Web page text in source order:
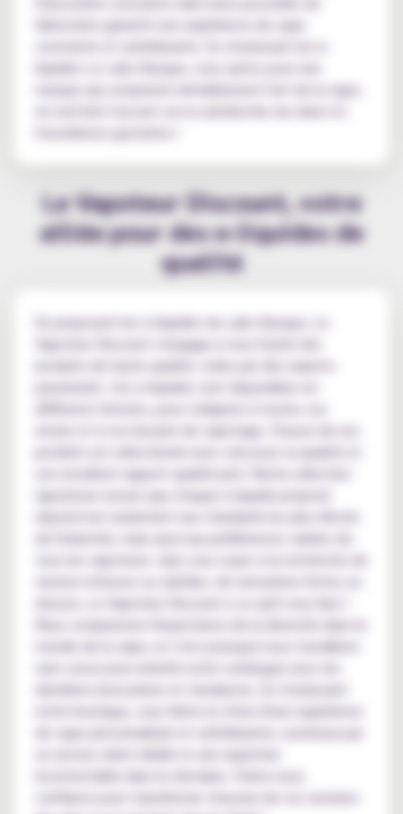
fabrication garantit une expérience de vape
liquides Le Labo Basque, vous optez pour une
marque qui comprend véritablement l'art de la vape,
Le Vapoteur Discount, votre
alliée pour des e-liquides de
qualité
En proposant les e-liquides du Labo Basque, Le
Vapoteur Discount s'engage à vous fournir des
produits de haute qualité, créés par des experts
différents formats, pour s'adapter à toutes vos
envies et à vos besoins de vapotage. Chacun de nos
produits est sélectionné avec soin pour sa qualité et
son excellent rapport qualité-prix ! Notre sélection
rigoureuse assure que chaque e-liquide proposé
répond non seulement aux standards les plus élevés
tous les vapoteurs. Que vous soyez à la recherche de
douces, Le Vapoteur Discount a ce qu'il vous faut !
Nous comprenons l'importance de la diversité dans le
monde de la vape, et c'est pourquoi nous travaillons
sans cesse pour enrichir notre catalogue avec les
dernières innovations et tendances. En choisissant
notre boutique, vous faites le choix d'une expérience
de vape personnalisée et satisfaisante, soutenue par
incontestable dans le domaine. Faites-nous
confiance pour transformer chacune de vos sessions